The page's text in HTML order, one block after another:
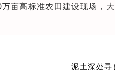
亩高标准农田建设现场，
泥土深处寻